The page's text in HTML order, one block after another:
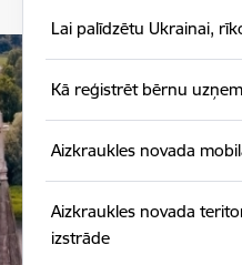
Lai palīdzētu Ukrainai,
Kā reģistrēt bērnu
Aizkraukles novada
Aizkraukles novada
izstrāde